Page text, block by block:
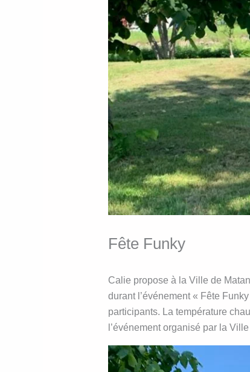
Fête Funky
Calie propose à la Ville de
durant l’événement « Fête
participants. La température
l’événement organisé par la